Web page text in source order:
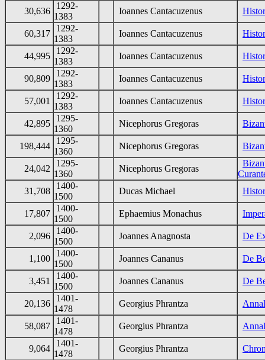
30,636
1292-
1383
Ioannes Cantacuzenus
60,317
1292-
1383
Ioannes Cantacuzenus
44,995
1292-
1383
Ioannes Cantacuzenus
90,809
1292-
1383
Ioannes Cantacuzenus
57,001
1292-
1383
Ioannes Cantacuzenus
42,895
1295-
1360
Nicephorus Gregoras
198,444
1295-
1360
Nicephorus Gregoras
24,042
1295-
1360
Nicephorus Gregoras
31,708
1400-
1500
Ducas Michael
17,807
1400-
1500
Ephaemius Monachus
2,096
1400-
1500
Joannes Anagnosta De
1,100
1400-
1500
Joannes Cananus De
3,451
1400-
1500
Joannes Cananus De
20,136
1401-
1478
Georgius Phrantza
58,087
1401-
1478
Georgius Phrantza
9,064
1401-
1478
Georgius Phrantza